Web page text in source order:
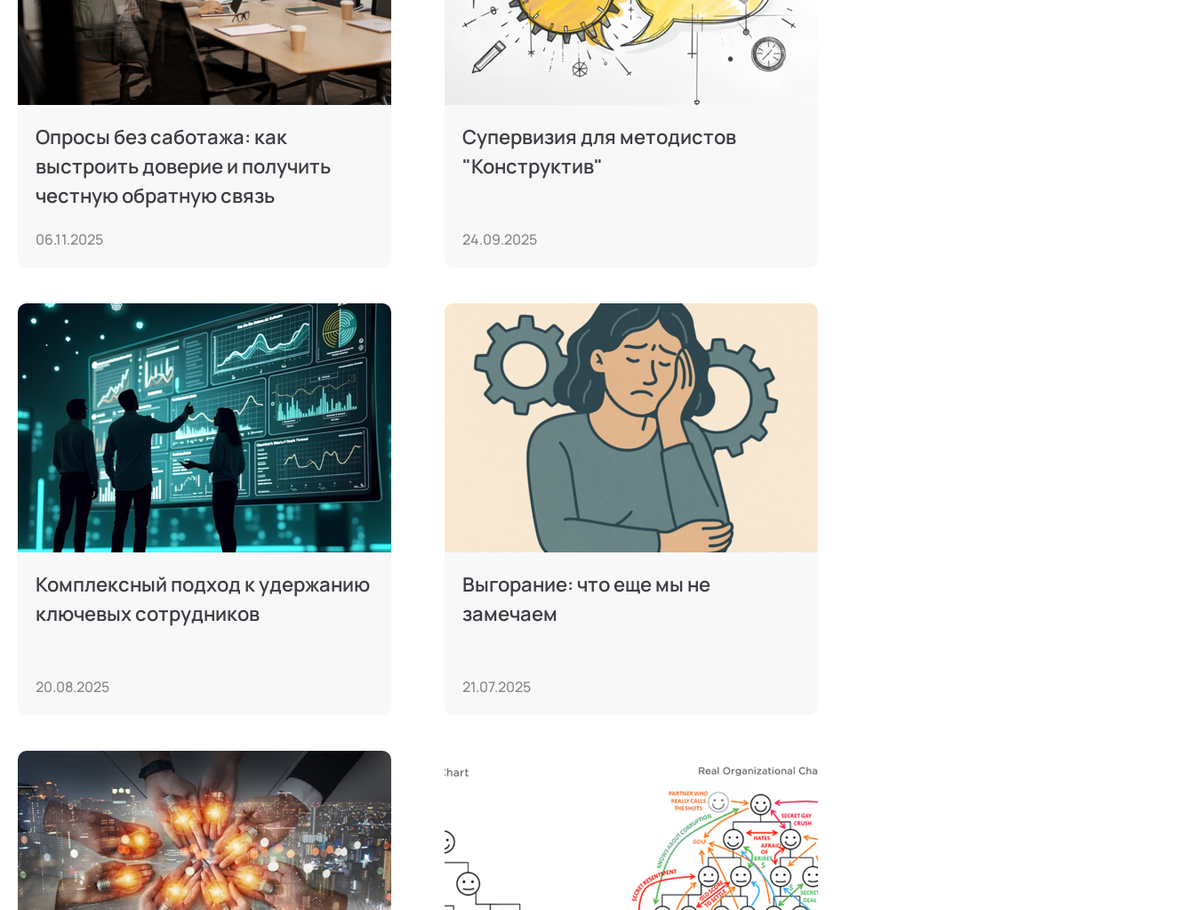
Опросы без саботажа: как
выстроить доверие и получить
честную обратную связь
06.11.2025
Супервизия для методистов
"Конструктив"
24.09.2025
Комплексный подход к удержанию
ключевых сотрудников
20.08.2025
Выгорание: что еще мы не
замечаем
21.07.2025